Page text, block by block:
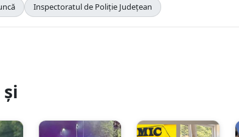
Inspectoratul de Poliție Județean